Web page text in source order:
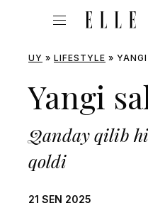
UY » LIFESTYLE »
Yangi
Qanday qilib
qoldi
21 SEN 2025